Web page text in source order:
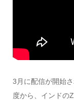
3月に配信が開始
度から、インドの